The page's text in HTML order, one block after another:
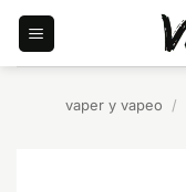
Saltar
contenido
vaper y vapeo /